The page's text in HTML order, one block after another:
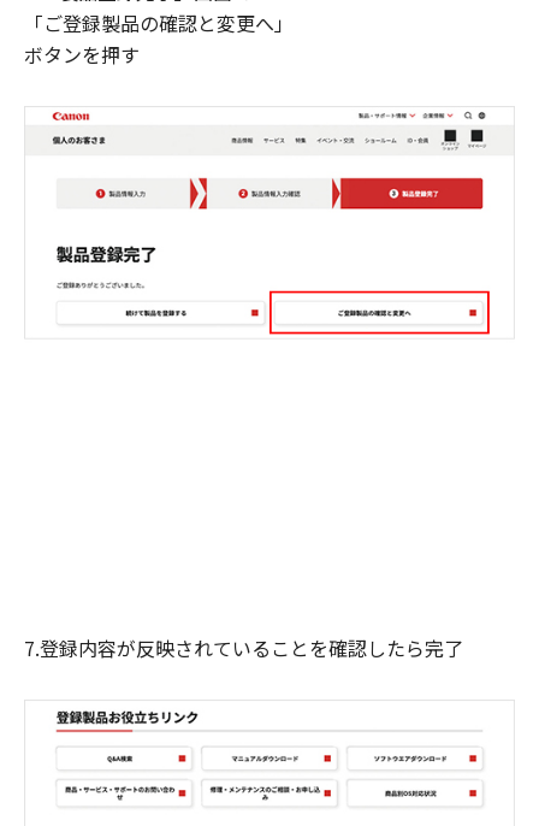
「ご登録製品の確認と変更へ」
ボタンを押す
7.登録内容が反映されていることを確認したら完了